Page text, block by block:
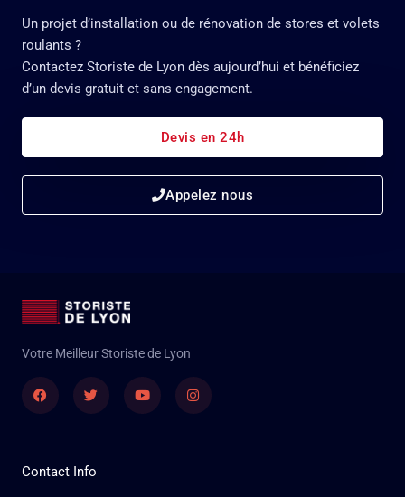
Un projet d’installation ou de rénovation de stores et volets
roulants ?
Contactez Storiste de Lyon dès aujourd’hui et bénéficiez
d’un devis gratuit et sans engagement.
Devis en 24h
Appelez nous
Votre Meilleur Storiste de Lyon
FacebookTwitter YoutubeInstagram
Contact Info